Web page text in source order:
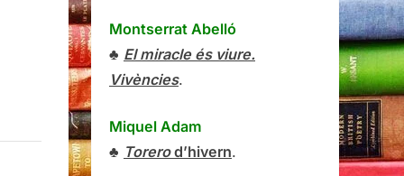
Montserrat Abelló
♣ El miracle és viure.
Vivències.
Miquel Adam
♣ Torerod’hivern.